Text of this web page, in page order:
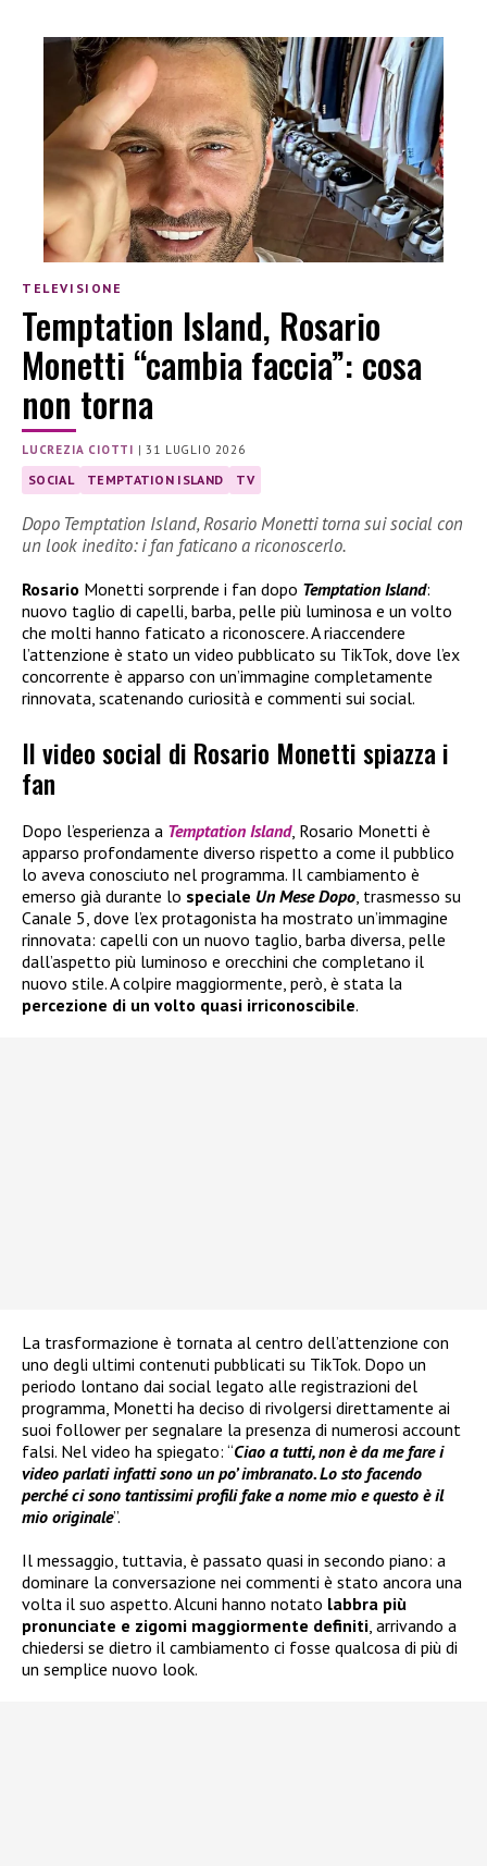
TELEVISIONE
Temptation Island, Rosario
Monetti “cambia faccia”: cosa
non torna
LUCREZIA CIOTTI |31 LUGLIO 2026
SOCIAL TEMPTATION ISLAND TV
Dopo Temptation Island, Rosario Monetti torna sui social con
un look inedito: i fan faticano a riconoscerlo.
Rosario Monetti sorprende i fan dopo Temptation Island:
nuovo taglio di capelli, barba, pelle più luminosa e un volto
che molti hanno faticato a riconoscere. A riaccendere
l’attenzione è stato un video pubblicato su TikTok, dove l’ex
concorrente è apparso con un’immagine completamente
rinnovata, scatenando curiosità e commenti sui social.
Il video social di Rosario Monetti spiazza i
fan
Dopo l’esperienza a Temptation Island, Rosario Monetti è
apparso profondamente diverso rispetto a come il pubblico
lo aveva conosciuto nel programma. Il cambiamento è
emerso già durante lo speciale Un Mese Dopo, trasmesso su
Canale 5, dove l’ex protagonista ha mostrato un’immagine
rinnovata: capelli con un nuovo taglio, barba diversa, pelle
dall’aspetto più luminoso e orecchini che completano il
nuovo stile. A colpire maggiormente, però, è stata la
percezione di un volto quasi irriconoscibile.
La trasformazione è tornata al centro dell’attenzione con
uno degli ultimi contenuti pubblicati su TikTok. Dopo un
periodo lontano dai social legato alle registrazioni del
programma, Monetti ha deciso di rivolgersi direttamente ai
suoi follower per segnalare la presenza di numerosi account
falsi. Nel video ha spiegato: “Ciao a tutti, non è da me fare i
video parlati infatti sono un po’ imbranato. Lo sto facendo
perché ci sono tantissimi profili fake a nome mio e questo è il
mio originale”.
Il messaggio, tuttavia, è passato quasi in secondo piano: a
dominare la conversazione nei commenti è stato ancora una
volta il suo aspetto. Alcuni hanno notato labbra più
pronunciate e zigomi maggiormente definiti, arrivando a
chiedersi se dietro il cambiamento ci fosse qualcosa di più di
un semplice nuovo look.